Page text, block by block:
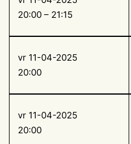
20:00 – 21:15
vr 11-04-2025
20:00
vr 11-04-2025
20:00